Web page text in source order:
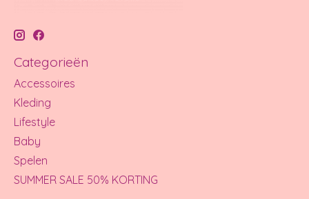
Categorieën
Accessoires
Kleding
Lifestyle
Baby
Spelen
SUMMER SALE 50% KORTING